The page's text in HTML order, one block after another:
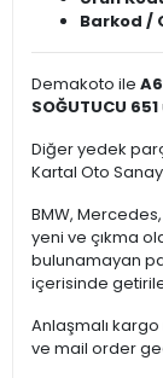
Barkod /
Demakoto ile
SOĞUTUCU 651
Diğer yedek
Kartal Oto
BMW,
yeni ve çıkma
bulunamayan
içerisinde
Anlaşmalı kargo
ve mail order